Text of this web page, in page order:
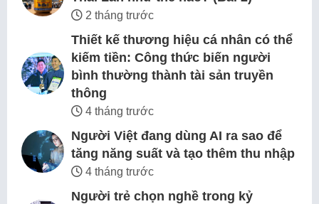
2 tháng trước
Thiết kế thương hiệu cá nhân có thể
kiếm tiền: Công thức biến người
bình thường thành tài sản truyền
thông
4 tháng trước
Người Việt đang dùng AI ra sao để
tăng năng suất và tạo thêm thu nhập
4 tháng trước
Người trẻ chọn nghề trong kỷ